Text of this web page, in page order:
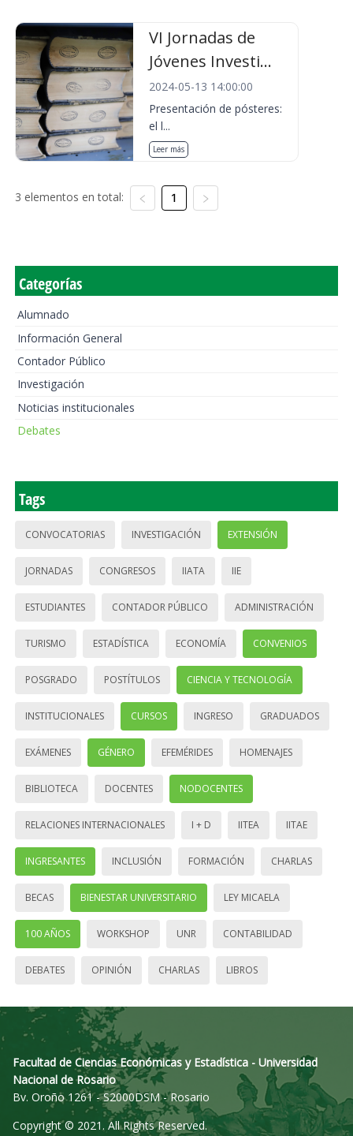
VI Jornadas de
Jóvenes Investi...
2024-05-13 14:00:00
Presentación de pósteres:
el l...
Leer más
3 elementos en total: 1
Categorías
Alumnado
Información General
Contador Público
Investigación
Noticias institucionales
Debates
Tags
CONVOCATORIAS INVESTIGACIÓN EXTENSIÓN
JORNADAS CONGRESOS IIATA IIE
ESTUDIANTES CONTADOR PÚBLICO ADMINISTRACIÓN
TURISMO ESTADÍSTICA ECONOMÍA CONVENIOS
POSGRADO POSTÍTULOS CIENCIA Y TECNOLOGÍA
INSTITUCIONALES CURSOS INGRESO GRADUADOS
EXÁMENES GÉNERO EFEMÉRIDES HOMENAJES
BIBLIOTECA DOCENTES NODOCENTES
RELACIONES INTERNACIONALES I + D IITEA IITAE
INGRESANTES INCLUSIÓN FORMACIÓN CHARLAS
BECAS BIENESTAR UNIVERSITARIO LEY MICAELA
100 AÑOS WORKSHOP UNR CONTABILIDAD
DEBATES OPINIÓN CHARLAS LIBROS
Facultad de Ciencias Económicas y Estadística - Universidad
Nacional de Rosario
Bv. Oroño 1261 - S2000DSM - Rosario
Copyright © 2021. All Rights Reserved.